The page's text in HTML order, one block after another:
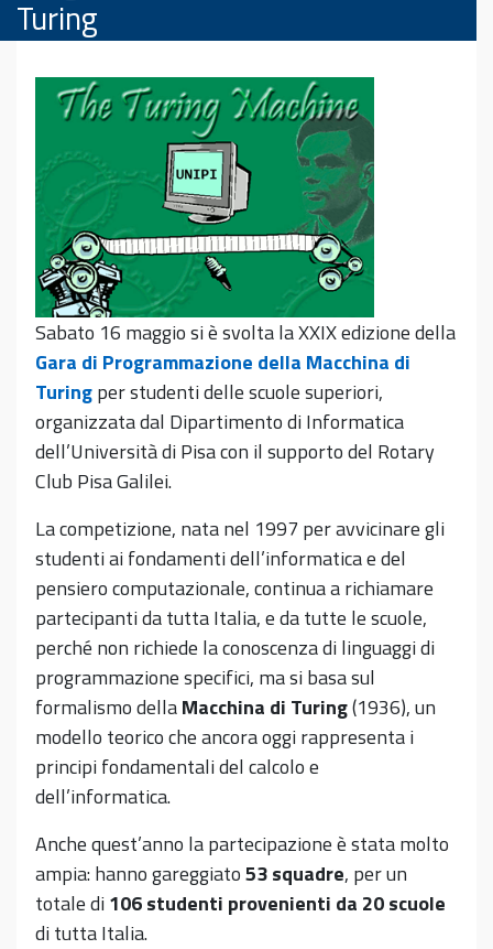
Turing
Sabato 16 maggio si è svolta la XXIX edizione della
Gara di Programmazione della Macchina di
Turingper studenti delle scuole superiori,
organizzata dal Dipartimento di Informatica
dell’Università di Pisa con il supporto del Rotary
Club Pisa Galilei.
La competizione, nata nel 1997 per avvicinare gli
studenti ai fondamenti dell’informatica e del
pensiero computazionale, continua a richiamare
partecipanti da tutta Italia, e da tutte le scuole,
perché non richiede la conoscenza di linguaggi di
programmazione specifici, ma si basa sul
formalismo dellaMacchina di Turing(1936), un
modello teorico che ancora oggi rappresenta i
principi fondamentali del calcolo e
dell’informatica.
Anche quest’anno la partecipazione è stata molto
ampia: hanno gareggiato53 squadre, per un
totale di106 studenti provenienti da 20 scuole
di tutta Italia.